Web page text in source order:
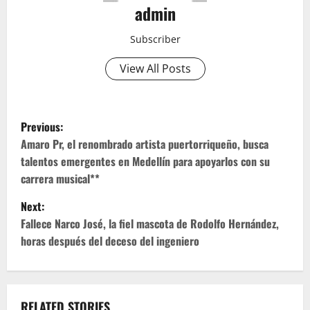
admin
Subscriber
View All Posts
P
o
s
t
n
a
v
Previous:
Amaro Pr, el renombrado artista puertorriqueño, busca
talentos emergentes en Medellín para apoyarlos con su
carrera musical**
Next:
Fallece Narco José, la fiel mascota de Rodolfo Hernández,
horas después del deceso del ingeniero